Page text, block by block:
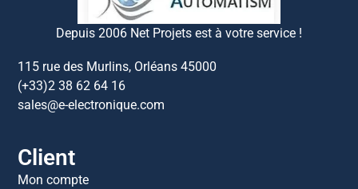
Depuis 2006 Net Projets est à votre service !
115 rue des Murlins, Orléans 45000
(+33)2 38 62 64 16
sales@e-electronique.com
Client
Mon compte